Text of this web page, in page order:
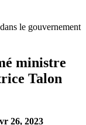
le gouvernement
ministre
Talon
26, 2023